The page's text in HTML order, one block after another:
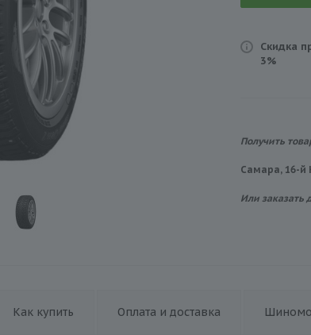
Скидка
3%
Получить
Самара, 16-й
Или заказать
Как купить Оплата и доставка